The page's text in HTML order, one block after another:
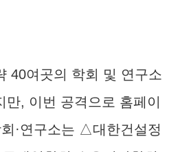
40여곳의 학회 및 연구소
, 이번 공격으로 홈페이
·연구소는 △대한건설정